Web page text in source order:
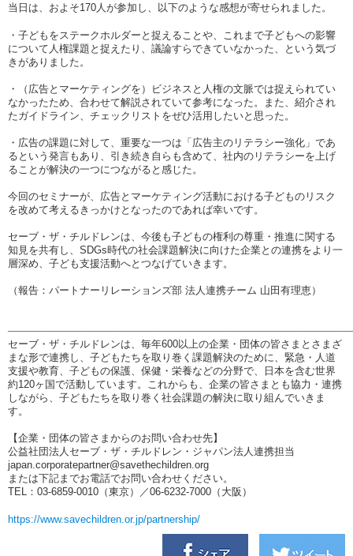
当日は、およそ170人が参加し、以下のような感想が寄せられました。
・子どもをステークホルダーと捉えることや、これまで子どもへの影響
について人権課題と捉えたり、議論すらできていなかった、という気づ
きがありました。
・（広告とマーケティングを）ビジネスと人権の文脈では捉えられてい
なかったため、合わせて解説されていて参考になった。また、紹介され
たガイドライン、チェックリストをぜひ活用したいと思った。
・広告の課題に対して、重要な一つは「広告主のリテラシー強化」であ
るという発言もあり、引き続き自らも含めて、社内のリテラシーを上げ
ることが解決の一つにつながると感じた。
今回のセミナーが、広告とマーケティング活動における子どものリスク
を改めて考えるきっかけとなったのであれば幸いです。
セーブ・ザ・チルドレンは、今後も⼦どもの権利の尊重・推進に関する
知⾒を共有し、 SDGs時代の社会課題解決に向けた企業との連携をより⼀
層深め、子ども支援活動へとつなげていきます。
（報告：パートナーリレーションズ部 法人連携チーム 山田有理恵）
セーブ・ザ・チルドレンは、毎年600以上の企業・団体の皆さまとさまざ
まな形で連携し、子どもたちを取り巻く課題解決のために、緊急・人道
支援や教育、子どもの保護、保健・栄養などの分野で、日本を含む世界
約120ヶ国で活動しています。これからも、企業の皆さまとも協力・連携
しながら、子どもたちを取り巻く社会課題の解決に取り組んでいきま
す。
【企業・団体の皆さまからのお問い合わせ先】
公益社団法人セーブ・ザ・チルドレン・ジャパン法人連携担当
japan.corporatepartner@savethechildren.org
または下記までお電話でお問い合わせください。
TEL ： 03-6859-0010 （東京）／06-6232-7000 （大阪）
https://www.savechildren.or.jp/partnership/